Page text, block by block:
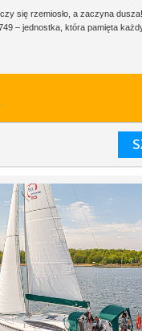
się rzemiosło, a zaczyna
– jednostka, która pamięta